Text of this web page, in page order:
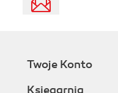
Twoje Konto
Księgarnia